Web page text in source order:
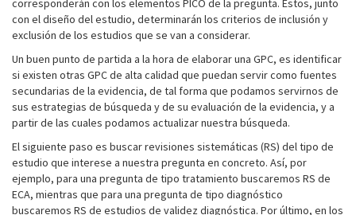
corresponderán con los elementos PICO de la pregunta. Estos, junto
con el diseño del estudio, determinarán los criterios de inclusión y
exclusión de los estudios que se van a considerar.
Un buen punto de partida a la hora de elaborar una GPC, es identificar
si existen otras GPC de alta calidad que puedan servir como fuentes
secundarias de la evidencia, de tal forma que podamos servirnos de
sus estrategias de búsqueda y de su evaluación de la evidencia, y a
partir de las cuales podamos actualizar nuestra búsqueda.
El siguiente paso es buscar revisiones sistemáticas (RS) del tipo de
estudio que interese a nuestra pregunta en concreto. Así, por
ejemplo, para una pregunta de tipo tratamiento buscaremos RS de
ECA, mientras que para una pregunta de tipo diagnóstico
buscaremos RS de estudios de validez diagnóstica. Por último, en los